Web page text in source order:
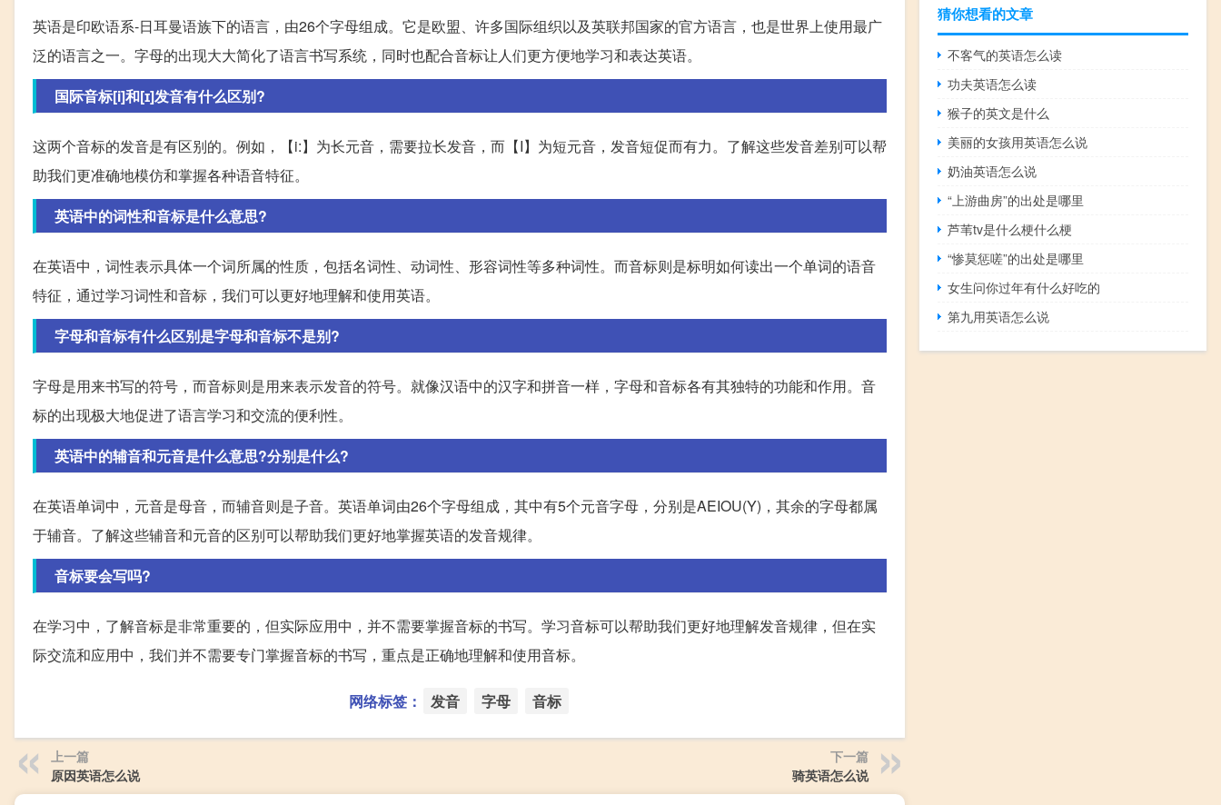
英语是印欧语系-日耳曼语族下的语言，由26个字母组成。它是欧盟、许多国际组织以及英联邦国家的官方语言，也是世界上使用最广
泛的语言之一。字母的出现大大简化了语言书写系统，同时也配合音标让人们更方便地学习和表达英语。
国际音标[i]和[ɪ]发音有什么区别?
这两个音标的发音是有区别的。例如，【i:】为长元音，需要拉长发音，而【I】为短元音，发音短促而有力。了解这些发音差别可以帮
助我们更准确地模仿和掌握各种语音特征。
英语中的词性和音标是什么意思?
在英语中，词性表示具体一个词所属的性质，包括名词性、动词性、形容词性等多种词性。而音标则是标明如何读出一个单词的语音
特征，通过学习词性和音标，我们可以更好地理解和使用英语。
字母和音标有什么区别是字母和音标不是别?
字母是用来书写的符号，而音标则是用来表示发音的符号。就像汉语中的汉字和拼音一样，字母和音标各有其独特的功能和作用。音
标的出现极大地促进了语言学习和交流的便利性。
英语中的辅音和元音是什么意思?分别是什么?
在英语单词中，元音是母音，而辅音则是子音。英语单词由26个字母组成，其中有5个元音字母，分别是AEIOU(Y)，其余的字母都属
于辅音。了解这些辅音和元音的区别可以帮助我们更好地掌握英语的发音规律。
音标要会写吗?
在学习中，了解音标是非常重要的，但实际应用中，并不需要掌握音标的书写。学习音标可以帮助我们更好地理解发音规律，但在实
际交流和应用中，我们并不需要专门掌握音标的书写，重点是正确地理解和使用音标。
网络标签： 发音 字母 音标
上一篇
原因英语怎么说
下一篇
骑英语怎么说
猜你想看的文章
不客气的英语怎么读
功夫英语怎么读
猴子的英文是什么
美丽的女孩用英语怎么说
奶油英语怎么说
“上游曲房”的出处是哪里
芦苇tv是什么梗什么梗
“惨莫惩嗟”的出处是哪里
女生问你过年有什么好吃的
第九用英语怎么说